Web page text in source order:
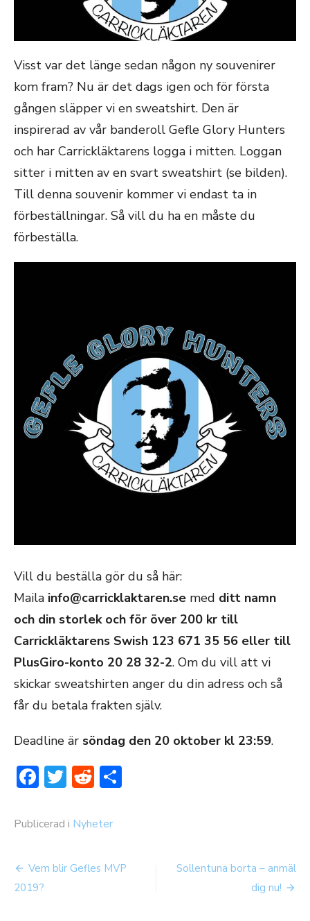
Visst var det länge sedan någon ny souvenirer
kom fram? Nu är det dags igen och för första
gången släpper vi en sweatshirt. Den är
inspirerad av vår banderoll Gefle Glory Hunters
och har Carrickläktarens logga i mitten. Loggan
sitter i mitten av en svart sweatshirt (se bilden).
Till denna souvenir kommer vi endast ta in
förbeställningar. Så vill du ha en måste du
förbeställa.
Vill du beställa gör du så här:
Maila info@carricklaktaren.se med ditt namn
och din storlek och för över 200 kr till
Carrickläktarens Swish 123 671 35 56 eller till
PlusGiro-konto 20 28 32-2. Om du vill att vi
skickar sweatshirten anger du din adress och så
får du betala frakten själv.
Deadline är söndag den 20 oktober kl 23:59.
Facebook
Twitter
Reddit
Publicerad i Nyheter
Inläggsnavigering
Vem blir Gefles MVP
2019?
Sollentuna borta – anmäl
dig nu!